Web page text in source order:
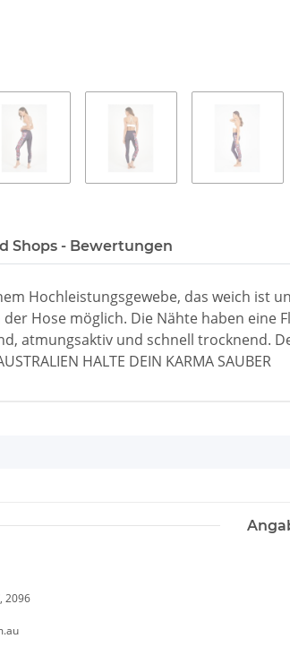
Shops - Bewertungen
Hochleistungsgewebe, das weich ist
Hose möglich. Die Nähte haben
atmungsaktiv und schnell trocknend.
HALTE DEIN KARMA SAUBER
2096